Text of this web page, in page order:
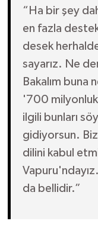
“Ha bir şey
en fazla
desek
sayarız. Ne
Bakalım buna
'700
ilgili bunları
gidiyorsun.
dilini kabul
da bellidir.”